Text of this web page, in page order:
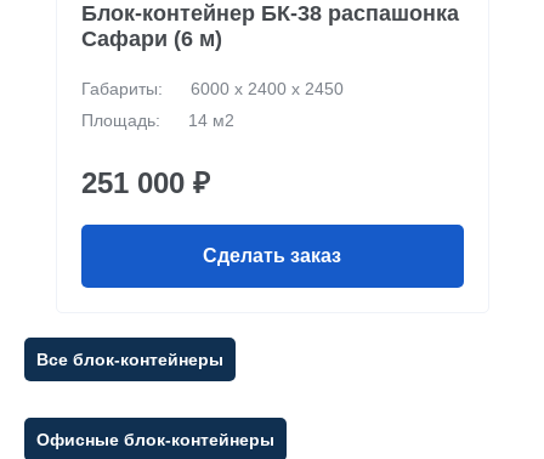
Блок-контейнер БК-38 распашонка
Сафари (6 м)
Габариты:
6000 х 2400 х 2450
Площадь:
14 м2
251 000 ₽
Сделать заказ
Все блок-контейнеры
Офисные блок-контейнеры